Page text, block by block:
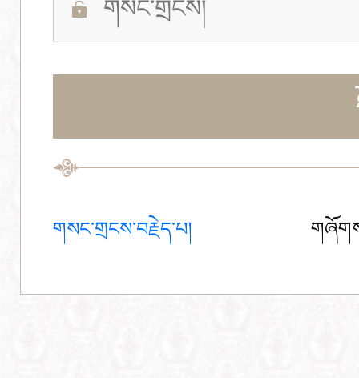
གསང་གྲངས་བརྗེད་པ།